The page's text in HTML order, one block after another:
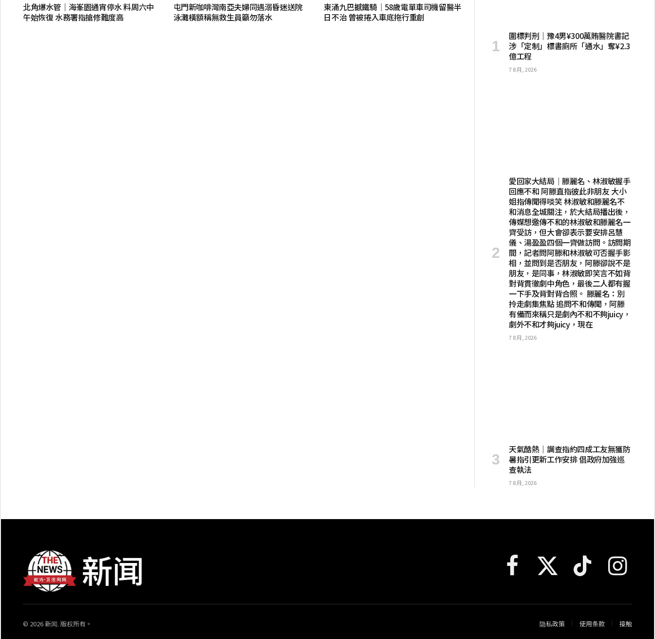
北角爆水管｜海峯園通宵停水 料周六中
午始恢復 水務署指搶修難度高
屯門新咖啡灣南亞夫婦同遇溺昏迷送院
泳灘橫額稱無救生員籲勿落水
東涌九巴撼鐵騎｜58歲電單車司機留醫半
日不治 曾被捲入車底拖行重創
圍標判刑｜豫4男¥300萬賄醫院書記
涉「定制」標書廁所「通水」奪¥2.3
億工程
7 8 月, 2026
愛回家大結局｜滕麗名、林淑敏握手
回應不和 阿滕直指彼此非朋友 大小
姐指傳聞得啖笑 林淑敏和滕麗名不
和消息全城關注，於大結局播出後，
傳媒想邀傳不和的林淑敏和滕麗名一
齊受訪，但大會卻表示要安排呂慧
儀、湯盈盈四個一齊做訪問。訪問期
間，記者問阿滕和林淑敏可否握手影
相，並問到是否朋友，阿滕卻說不是
朋友，是同事，林淑敏即笑言不如背
對背貫徹劇中角色，最後二人都有握
一下手及背對背合照。 滕麗名：別
拎走劇集焦點 追問不和傳聞，阿滕
有備而來稱只是劇內不和不夠juicy，
劇外不和才夠juicy，現在
7 8 月, 2026
天氣酷熱│調查指約四成工友無獲防
暑指引更新工作安排 倡政府加強巡
查執法
7 8 月, 2026
Facebook X
TikTok Instagram
© 2026 新闻. 版权所有。 隐私政策 使用条款 接触